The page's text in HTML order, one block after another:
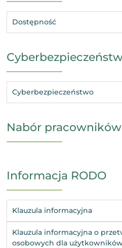
Dostępność
Cyberbezpieczeństwo
Nabór pracowników
Informacja RODO
Klauzula informacyjna
Klauzula informacyjna o
osobowych dla